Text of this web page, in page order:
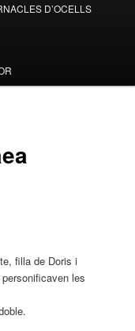
D’OCELLS
filla de Doris i
les